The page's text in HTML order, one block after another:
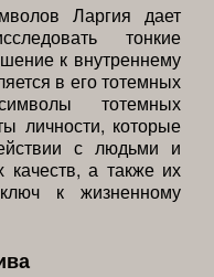
Ларгия дает
тонкие
к внутреннему
в его тотемных
тотемных
личности, которые
с людьми и
а также их
к жизненному